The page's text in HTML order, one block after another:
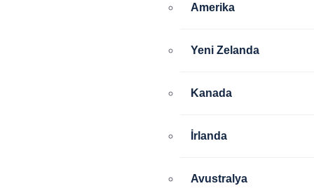
Amerika
Yeni Zelanda
Kanada
İrlanda
Avustralya